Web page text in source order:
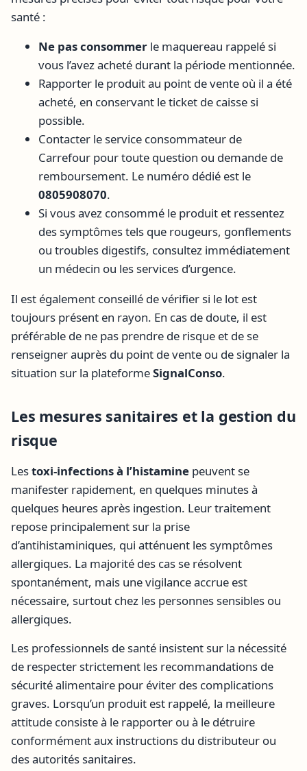
santé :
Ne pas consommer le maquereau rappelé si
vous l’avez acheté durant la période mentionnée.
Rapporter le produit au point de vente où il a été
acheté, en conservant le ticket de caisse si
possible.
Contacter le service consommateur de
Carrefour pour toute question ou demande de
remboursement. Le numéro dédié est le
0805908070.
Si vous avez consommé le produit et ressentez
des symptômes tels que rougeurs, gonflements
ou troubles digestifs, consultez immédiatement
un médecin ou les services d’urgence.
Il est également conseillé de vérifier si le lot est
toujours présent en rayon. En cas de doute, il est
préférable de ne pas prendre de risque et de se
renseigner auprès du point de vente ou de signaler la
situation sur la plateformeSignalConso.
Les mesures sanitaires et la gestion du
risque
Lestoxi-infections à l’histamine peuvent se
manifester rapidement, en quelques minutes à
quelques heures après ingestion. Leur traitement
repose principalement sur la prise
d’antihistaminiques, qui atténuent les symptômes
allergiques. La majorité des cas se résolvent
spontanément, mais une vigilance accrue est
nécessaire, surtout chez les personnes sensibles ou
allergiques.
Les professionnels de santé insistent sur la nécessité
de respecter strictement les recommandations de
sécurité alimentaire pour éviter des complications
graves. Lorsqu’un produit est rappelé, la meilleure
attitude consiste à le rapporter ou à le détruire
conformément aux instructions du distributeur ou
des autorités sanitaires.